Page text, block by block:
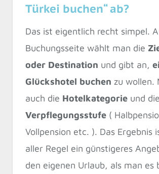
Türkei buchen“ ab?
Das ist eigentlich recht simpel.
Buchungsseite wählt man die
oder Destination und gibt an,
Glückshotel buchen zu wollen.
auch die Hotelkategorie und die
Verpflegungsstufe (
Vollpension etc. ). Das Ergebnis
aller Regel ein günstigeres
den eigenen Urlaub, als man es